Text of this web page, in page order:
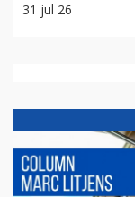
31 jul 26